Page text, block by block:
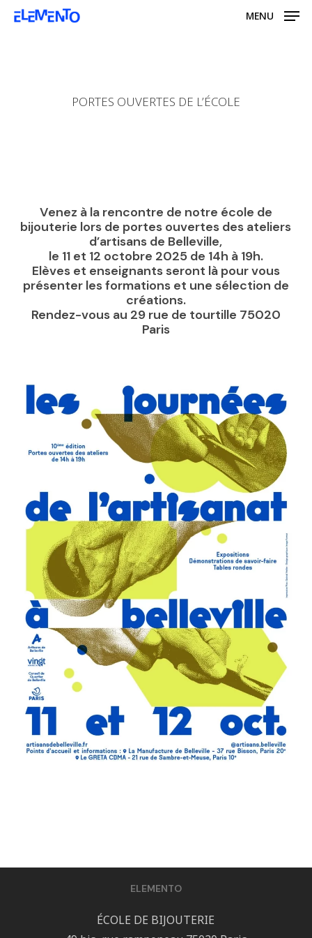
Skip
MENU
PORTES OUVERTES DE L’ÉCOLE
Venez à la rencontre de notre école de
bijouterie lors de portes ouvertes des ateliers
d’artisans de Belleville,
le 11 et 12 octobre 2025 de 14h à 19h.
Elèves et enseignants seront là pour vous
présenter les formations et une sélection de
créations.
Rendez-vous au 29 rue de tourtille 75020
Paris
ELEMENTO
ÉCOLE DE BIJOUTERIE